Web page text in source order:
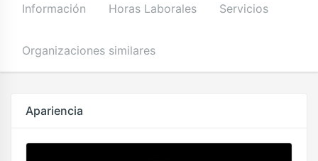
Información Horas Laborales Servicios
Organizaciones similares
Apariencia